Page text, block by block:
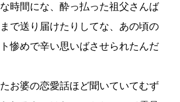
な時間にな、酔っ払った祖父さんば
で送り届けたりしてな、あの頃の
惨めで辛い思いばさせられたんだ
お婆の恋愛話ほど聞いていてむず